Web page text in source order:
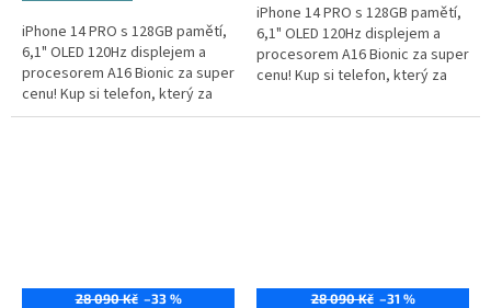
iPhone 14 PRO s 128GB pamětí,
6,1" OLED 120Hz displejem a
procesorem A16 Bionic za super
cenu! Kup si telefon, který za
málo peněz zahraje spoustu
5
hvězdiček.
iPhone 14 PRO s 128GB pamětí,
6,1" OLED 120Hz displejem a
procesorem A16 Bionic za super
cenu! Kup si telefon, který za
muziky.
28 090 Kč –33 % 28 090 Kč –31 %